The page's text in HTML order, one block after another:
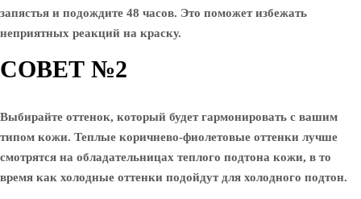
запястья и подождите 48 часов. Это поможет избежать
неприятных реакций на краску.
СОВЕТ №2
Выбирайте оттенок, который будет гармонировать с вашим
типом кожи. Теплые коричнево-фиолетовые оттенки лучше
смотрятся на обладательницах теплого подтона кожи, в то
время как холодные оттенки подойдут для холодного подтон.